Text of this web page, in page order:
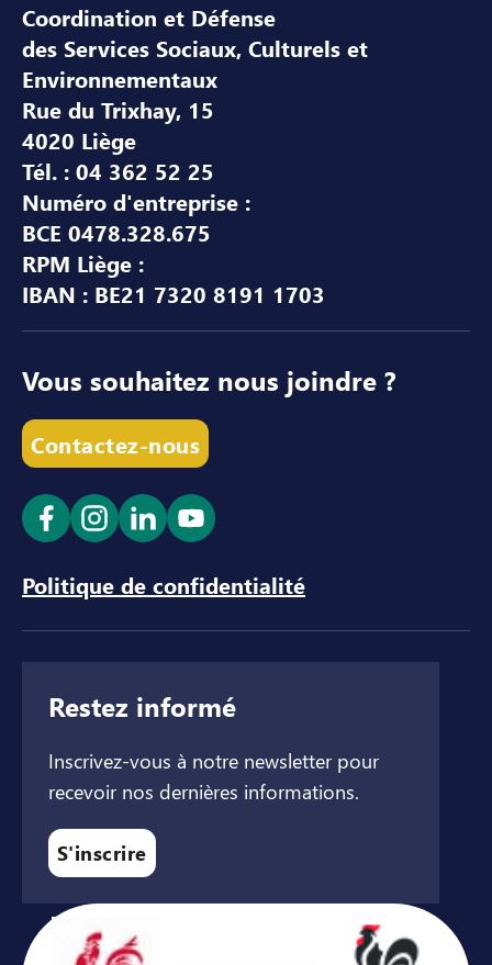
Coordination et Défense
des Services Sociaux, Culturels et
Environnementaux
Rue du Trixhay, 15
4020 Liège
Tél. : 04 362 52 25
Numéro d'entreprise :
BCE 0478.328.675
RPM Liège :
IBAN : BE21 7320 8191 1703
Vous souhaitez nous joindre ?
Contactez-nous
Ouvrir le lien dans un nouvel onglet
Ouvrir le lien dans un nouvel onglet
Ouvrir le lien dans un nouvel
Ouvrir le lien dans un
Politique de confidentialité
Restez informé
Inscrivez-vous à notre newsletter pour
recevoir nos dernières informations.
S'inscrire
Avec le soutien de ...